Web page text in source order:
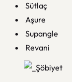
Sütlaç
Aşure
Supangle
Revani